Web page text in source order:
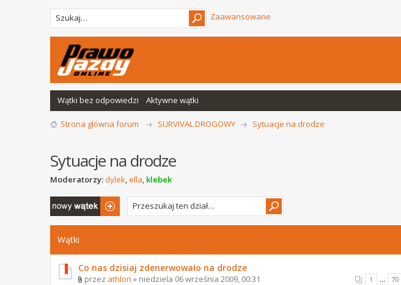
Zaawansowane
Wątki bez odpowiedzi Aktywne wątki
Strona główna forum SURVIVAL DROGOWY Sytuacje na drodze
Sytuacje na drodze
Moderatorzy:dylek,ella, klebek
Napisz wątek
Wątki
Co nas dzisiaj zdenerwowało na drodze
1 ... 70
przez athlon » niedziela 06 września 2009, 00:31